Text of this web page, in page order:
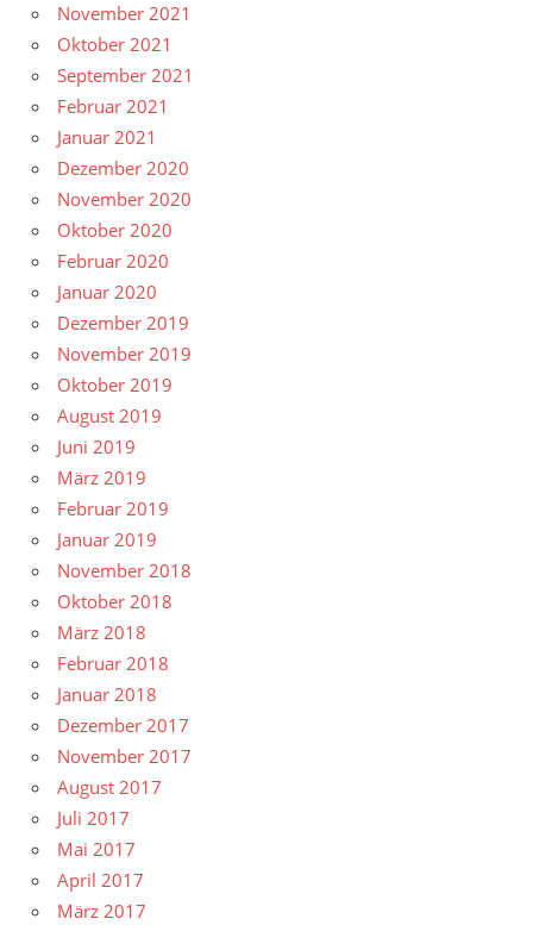
November 2021
Oktober 2021
September 2021
Februar 2021
Januar 2021
Dezember 2020
November 2020
Oktober 2020
Februar 2020
Januar 2020
Dezember 2019
November 2019
Oktober 2019
August 2019
Juni 2019
März 2019
Februar 2019
Januar 2019
November 2018
Oktober 2018
März 2018
Februar 2018
Januar 2018
Dezember 2017
November 2017
August 2017
Juli 2017
Mai 2017
April 2017
März 2017